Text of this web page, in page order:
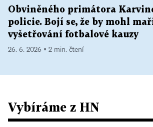
Obviněného primátora
policie. Bojí se, že by mohl
vyšetřování fotbalové kauzy
26. 6. 2026 ▪ 2 min. čtení
Vybíráme z HN